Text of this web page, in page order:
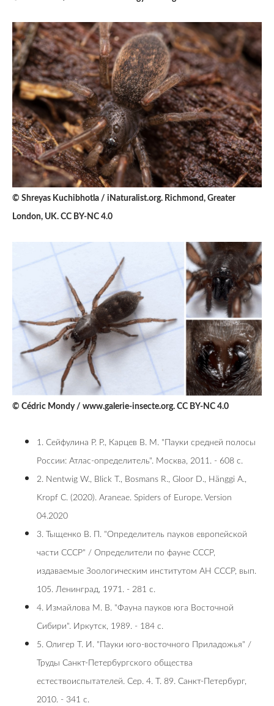
© Shreyas Kuchibhotla / iNaturalist.org. Richmond, Greater
London, UK. CC BY-NC 4.0
© Cédric Mondy / www.galerie-insecte.org. CC BY-NC 4.0
1. Сейфулина Р. Р., Карцев В. М. "Пауки средней полосы
России: Атлас-определитель". Москва, 2011. - 608 с.
2. Nentwig W., Blick T., Bosmans R., Gloor D., Hänggi A.,
Kropf C. (2020). Araneae. Spiders of Europe. Version
04.2020
3. Тыщенко В. П. "Определитель пауков европейской
части СССР" / Определители по фауне СССР,
издаваемые Зоологическим институтом АН СССР, вып.
105. Ленинград, 1971. - 281 с.
4. Измайлова М. В. "Фауна пауков юга Восточной
Сибири". Иркутск, 1989. - 184 с.
5. Олигер Т. И. "Пауки юго-восточного Приладожья" /
Труды Санкт-Петербургского общества
естествоиспытателей. Сер. 4. Т. 89. Санкт-Петербург,
2010. - 341 с.